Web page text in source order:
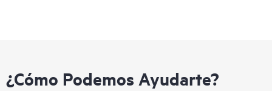
¿Cómo Podemos Ayudarte?